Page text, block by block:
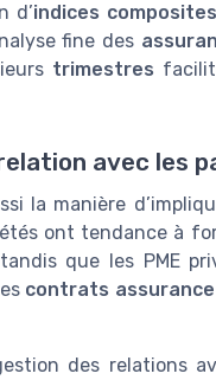
d’indices composites
fine des
trimestres
avec les
la manière
ont tendance à
que les PME
contrats assurance
des relations